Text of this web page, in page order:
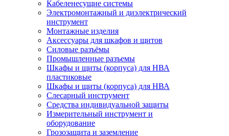
Кабеленесущие системы
Электромонтажный и диэлектрический
инструмент
Монтажные изделия
Аксессуары для шкафов и щитов
Силовые разъёмы
Промышленные разъемы
Шкафы и щиты (корпуса) для НВА
пластиковые
Шкафы и щиты (корпуса) для НВА
Слесарный инструмент
Средства индивидуальной защиты
Измерительный инструмент и
оборудование
Грозозащита и заземление